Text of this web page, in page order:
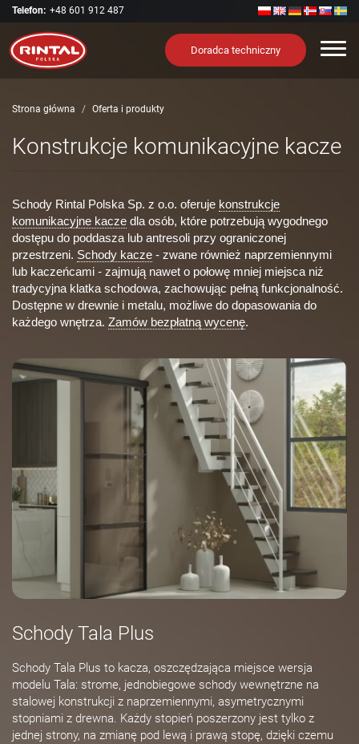
Telefon: +48 601 912 487
Doradca techniczny
Strona główna Oferta i produkty
Konstrukcje komunikacyjne kacze
Schody Rintal Polska Sp. z o.o. oferuje konstrukcje
komunikacyjne kacze dla osób, które potrzebują wygodnego
dostępu do poddasza lub antresoli przy ograniczonej
przestrzeni. Schody kacze - zwane również naprzemiennymi
lub kaczeńcami - zajmują nawet o połowę mniej miejsca niż
tradycyjna klatka schodowa, zachowując pełną funkcjonalność.
Dostępne w drewnie i metalu, możliwe do dopasowania do
każdego wnętrza. Zamów bezpłatną wycenę.
Schody Tala Plus
Schody Tala Plus to kacza, oszczędzająca miejsce wersja
modelu Tala: strome, jednobiegowe schody wewnętrzne na
stalowej konstrukcji z naprzemiennymi, asymetrycznymi
stopniami z drewna. Każdy stopień poszerzony jest tylko z
jednej strony, na zmianę pod lewą i prawą stopę, dzięki czemu